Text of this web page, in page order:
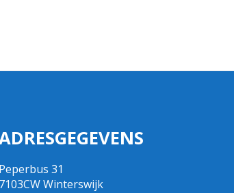
Peperbus 31
7103CW Winterswijk